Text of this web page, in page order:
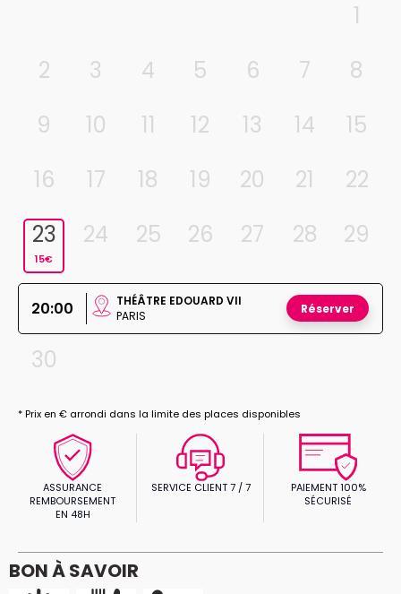
1
2
3 4 5 6 7
8
9
10 11 12 13 14
15
16
17 18 19 20 21
22
23
15€
24 25 26 27 28 29
20:00
THÉÂTRE EDOUARD VII
PARIS
Réserver
30
* Prix en € arrondi dans la limite des places disponibles
ASSURANCE
REMBOURSEMENT
EN 48H
SERVICE CLIENT 7 / 7
PAIEMENT 100%
SÉCURISÉ
BON À SAVOIR